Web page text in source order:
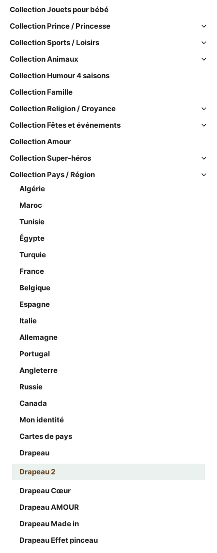
Collection Jouets pour bébé
Collection Prince / Princesse
Collection Sports / Loisirs
Collection Animaux
Collection Humour 4 saisons
Collection Famille
Collection Religion / Croyance
Collection Fêtes et événements
Collection Amour
Collection Super-héros
Collection Pays / Région
Algérie
Maroc
Tunisie
Égypte
Turquie
France
Belgique
Espagne
Italie
Allemagne
Portugal
Angleterre
Russie
Canada
Mon identité
Cartes de pays
Drapeau
Drapeau 2
Drapeau Cœur
Drapeau AMOUR
Drapeau Made in
Drapeau Effet pinceau